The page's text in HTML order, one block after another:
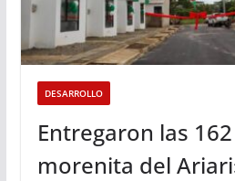
DESARROLLO
Entregaron las
morenita del